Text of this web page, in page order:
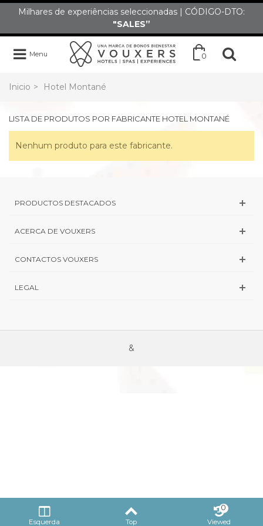
Milhares de experiências seleccionadas | CÓDIGO-DTO:
"SALES”
Menu 0
Inicio > Hotel Montané
LISTA DE PRODUTOS POR FABRICANTE HOTEL MONTANÉ
Nenhum produto para este fabricante.
PRODUCTOS DESTACADOS
ACERCA DE VOUXERS
CONTACTOS VOUXERS
LEGAL
&
Esquerda Top Viewed
0